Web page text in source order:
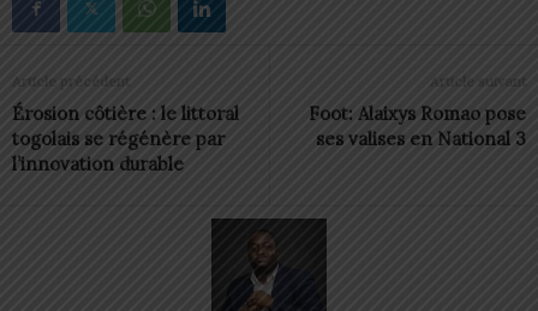
Article précédent
Érosion côtière : le littoral
togolais se régénère par
l’innovation durable
Article suivant
Foot: Alaixys Romao pose
ses valises en National 3